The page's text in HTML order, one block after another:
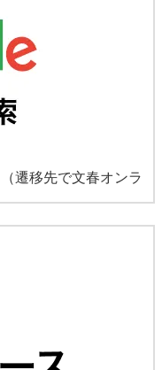
（遷移先で文春オンラ